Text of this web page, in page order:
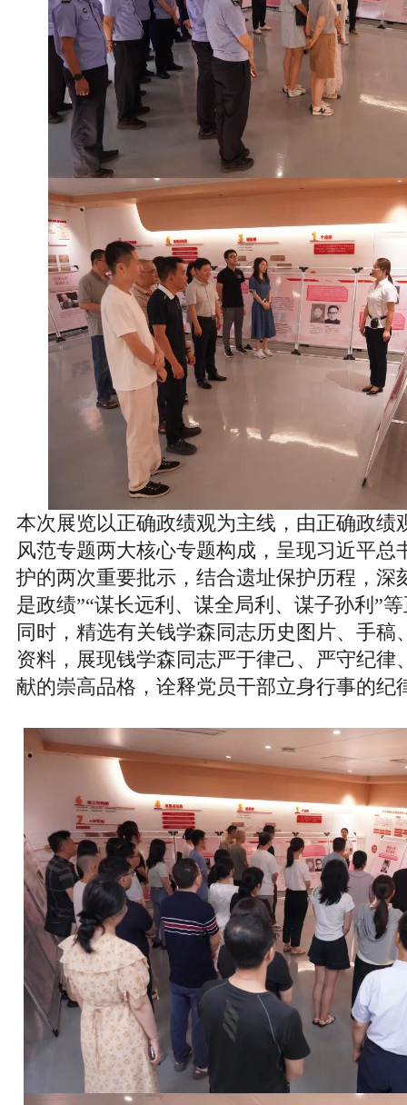
本次展览以正确政绩观为主线，由正确政绩
风范专题两大核心专题构成，呈现习近平总
护的两次重要批示，结合遗址保护历程，深
是政绩”“谋长远利、谋全局利、谋子孙利”
同时，精选有关钱学森同志历史图片、手稿
资料，展现钱学森同志严于律己、严守纪律
献的崇高品格，诠释党员干部立身行事的纪